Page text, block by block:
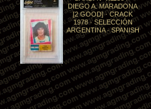
DIEGO A. MARADONA
[2 GOOD] · CRACK
1978 · SELECCIÓN
ARGENTINA · SPANISH